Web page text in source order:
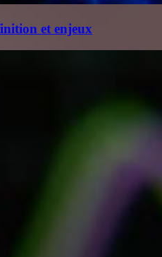
et enjeux